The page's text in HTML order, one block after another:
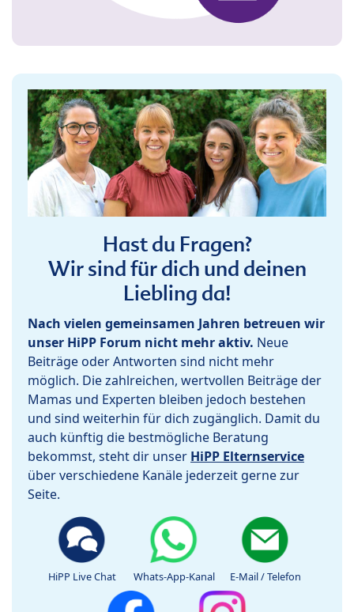
Hast du Fragen?
Wir sind für dich und deinen
Liebling da!
Nach vielen gemeinsamen Jahren betreuen wir
unser HiPP Forum nicht mehr aktiv. Neue
Beiträge oder Antworten sind nicht mehr
möglich. Die zahlreichen, wertvollen Beiträge der
Mamas und Experten bleiben jedoch bestehen
und sind weiterhin für dich zugänglich. Damit du
auch künftig die bestmögliche Beratung
bekommst, steht dir unser HiPP Elternservice
über verschiedene Kanäle jederzeit gerne zur
Seite.
HiPP Live Chat Whats-App-Kanal E-Mail / Telefon